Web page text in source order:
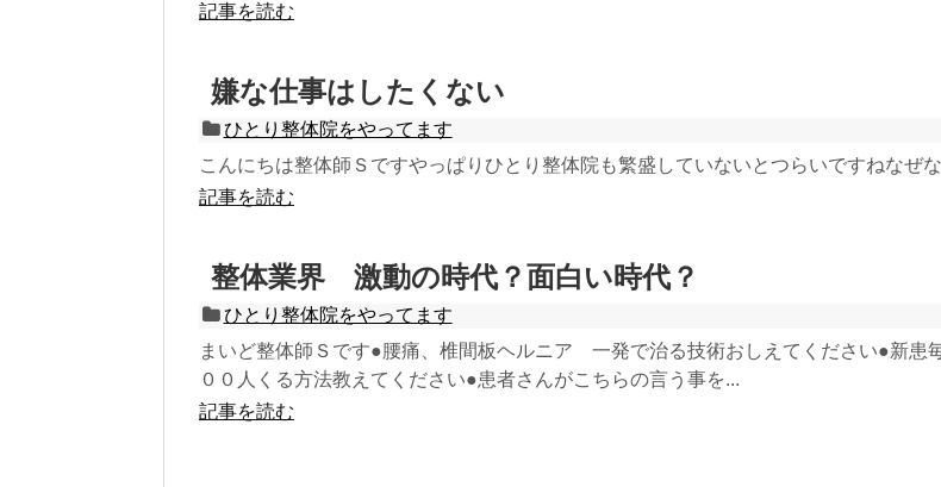
記事を読む
嫌な仕事はしたくない
ひとり整体院をやってます
こんにちは整体師Ｓですやっぱりひとり整体院も繁盛していないとつらいですねなぜ
記事を読む
整体業界 激動の時代？面白い時代？
ひとり整体院をやってます
まいど整体師Ｓです●腰痛、椎間板ヘルニア 一発で治る技術おしえてください●新患
００人くる方法教えてください●患者さんがこちらの言う事を...
記事を読む